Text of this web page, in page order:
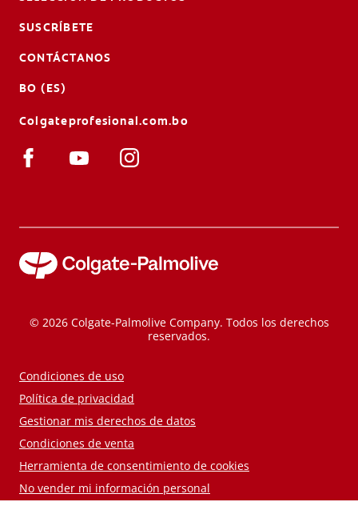
SUSCRÍBETE
CONTÁCTANOS
BO (ES)
Colgateprofesional.com.bo
© 2026 Colgate-Palmolive Company. Todos los derechos
reservados.
Condiciones de uso
Política de privacidad
Gestionar mis derechos de datos
Condiciones de venta
Herramienta de consentimiento de cookies
No vender mi información personal